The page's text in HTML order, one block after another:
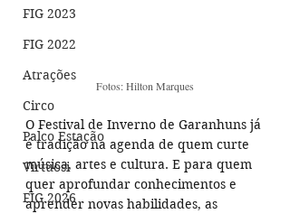
FIG 2023
FIG 2022
Atrações
Circo
Palco Estação
Virtuosi
FIG 2026
Fotos: Hilton Marques
O Festival de Inverno de Garanhuns já
é tradição na agenda de quem curte
música, artes e cultura. E para quem
quer aprofundar conhecimentos e
aprender novas habilidades, as